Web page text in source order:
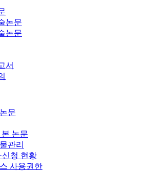
논문
논문
서
문
논문
관리
신청 현황
사용권한